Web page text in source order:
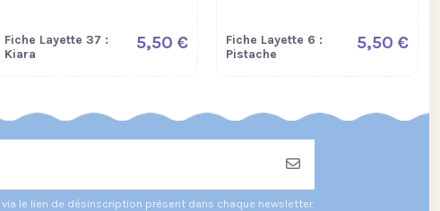
Fiche Layette 37 :
Kiara
5,50 €
Fiche Layette 6 :
Pistache
5,50 €
le lien de désinscription présent dans chaque newsletter.